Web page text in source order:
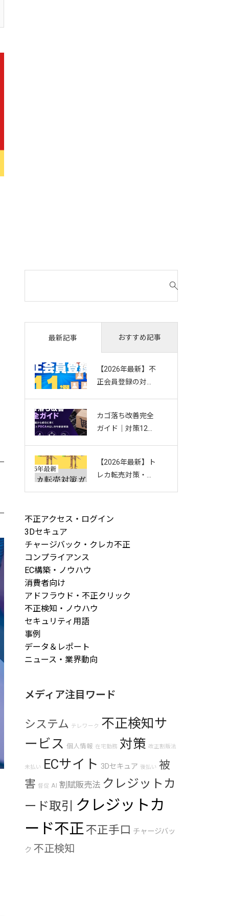
対
最新記事 おすすめ記事
【2026年最新】不
正会員登録の対策
アドを防ぐお悩み
別ガイド
カゴ落ち改善完全
ガイド｜対策12選
回し方を徹底解説
【2026年最新】ト
レカ転売対策・完
不正アクセス・ログイン
3Dセキュア
チャージバック・クレカ不正
コンプライアンス
EC構築・ノウハウ
消費者向け
アドフラウド・不正クリック
不正検知・ノウハウ
セキュリティ用語
事例
データ＆レポート
ニュース・業界動向
メディア注目ワード
システム テレワーク 不正検知サ
ービス 個人情報 在宅勤務 対策 改正割販法
未払い ECサイト 3Dセキュア 後払い 被
害 督促 AI 割賦販売法 クレジットカ
ード取引
クレジットカ
ード不正 不正手口 チャージバッ
ク 不正検知